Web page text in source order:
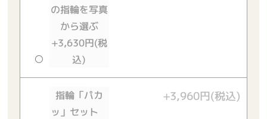
の指輪を写真
から選ぶ
+3,630円(税
込)
指輪「パカ
ッ」セット
+3,960円(税込)